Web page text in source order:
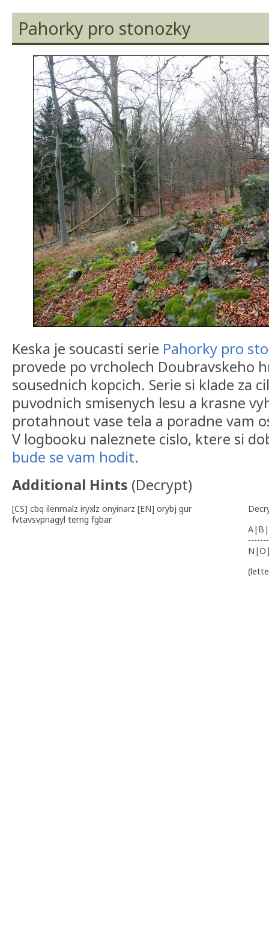
Pahorky pro stonozky
Keska je soucasti serie Pahorky pro
provede po vrcholech Doubravskeho
sousednich kopcich. Serie si klade za
puvodnich smisenych lesu a krasne
protahnout vase tela a poradne vam
V logbooku naleznete cislo, ktere si
bude se vam hodit.
Additional Hints (Decrypt)
[CS] cbq ilenmalz iryxlz onyinarz [EN] orybj gur
fvtavsvpnagyl terng fgbar